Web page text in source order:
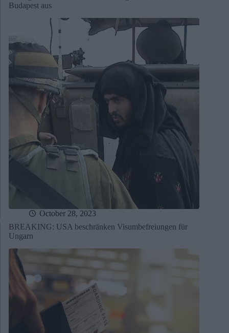
Budapest aus
October 28, 2023
BREAKING: USA beschränken Visumbefreiungen für
Ungarn